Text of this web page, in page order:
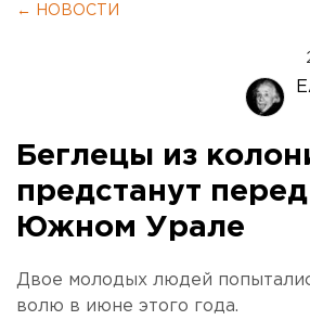
← НОВОСТИ
Беглецы из
предстанут
Южном Урале
Двое молодых людей
волю в июне этого года.